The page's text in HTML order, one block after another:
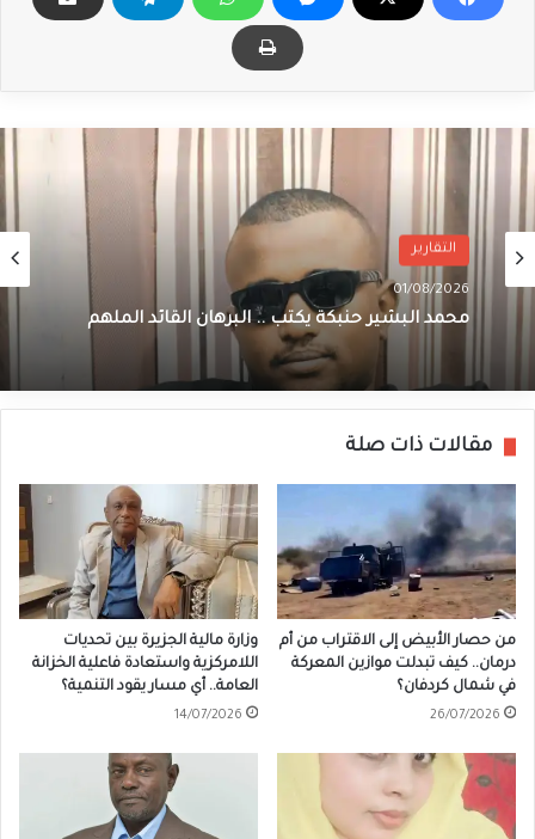
التقارير
01/08/2026
محمد البشير حنبكة يكتب .. البرهان القائد الملهم
مقالات ذات صلة
من حصار الأبيض إلى الاقتراب من أم
درمان.. كيف تبدلت موازين المعركة
في شمال كردفان؟
26/07/2026
وزارة مالية الجزيرة بين تحديات
اللامركزية واستعادة فاعلية الخزانة
العامة.. أي مسار يقود التنمية؟
14/07/2026